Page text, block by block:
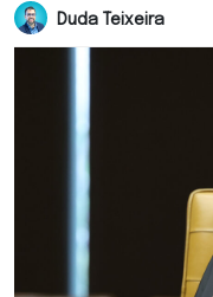
Duda Teixeira